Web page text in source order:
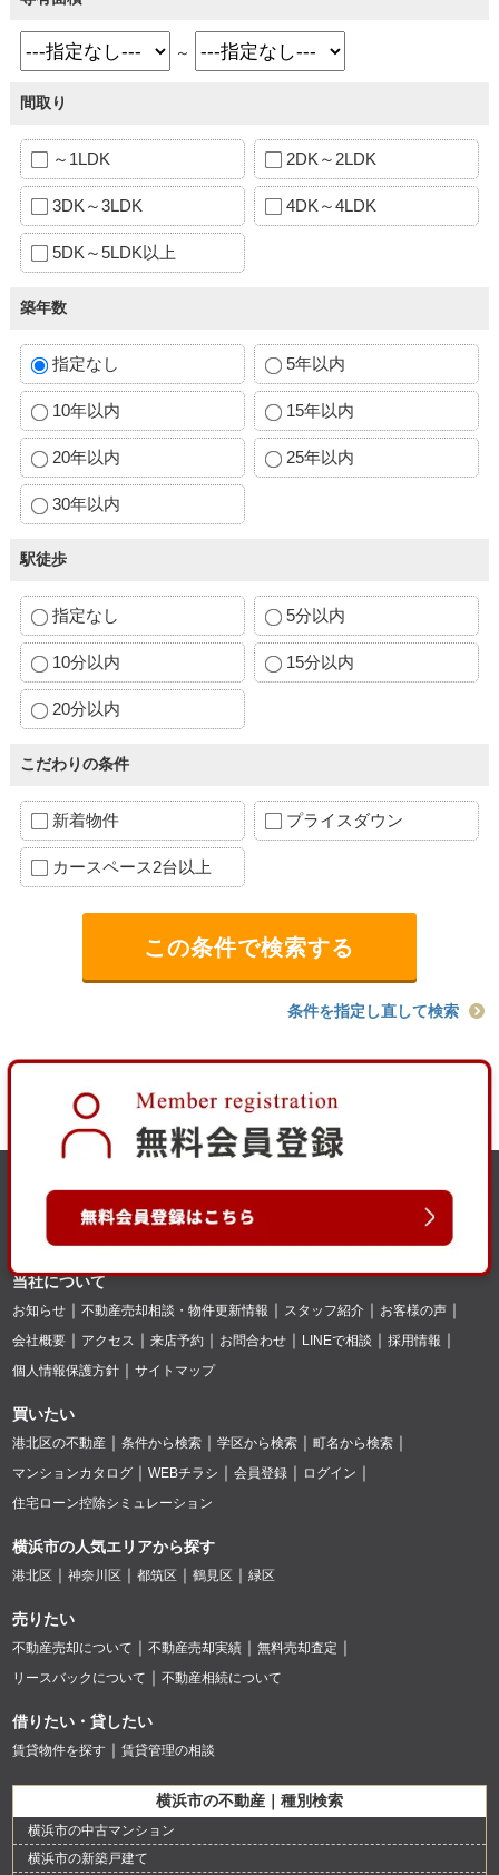
～
間取り
～1LDK 2DK～2LDK
3DK～3LDK 4DK～4LDK
5DK～5LDK以上
築年数
指定なし 5年以内
10年以内 15年以内
20年以内 25年以内
30年以内
駅徒歩
指定なし 5分以内
10分以内 15分以内
20分以内
こだわりの条件
新着物件 プライスダウン
カースペース2台以上
条件を指定し直して検索
当社について
お知らせ 不動産売却相談・物件更新情報 スタッフ紹介
お客様の声
会社概要
アクセス 来店予約 お問合わせ LINEで相談
採用情報
個人情報保護方針
サイトマップ
買いたい
港北区の不動産 条件から検索 学区から検索
町名から検索
マンションカタログ
WEBチラシ 会員登録
ログイン
住宅ローン控除シミュレーション
横浜市の人気エリアから探す
港北区 神奈川区 都筑区 鶴見区 緑区
売りたい
不動産売却について 不動産売却実績
無料売却査定
リースバックについて
不動産相続について
借りたい・貸したい
賃貸物件を探す 賃貸管理の相談
横浜市の不動産｜種別検索
横浜市の中古マンション
横浜市の新築戸建て